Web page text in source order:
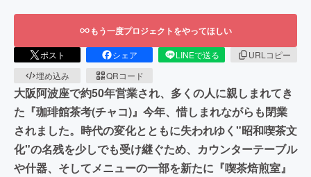
もう一度プロジェクトをやってほしい
ポスト シェア LINEで送る
URLコピー
埋め込み
QRコード
大阪阿波座で約50年営業され、多くの人に親しまれてき
た『珈琲館茶考(チャコ)』今年、惜しまれながらも閉業
されました。時代の変化とともに失われゆく"昭和喫茶文
化"の名残を少しでも受け継ぐため、カウンターテーブル
や什器、そしてメニューの一部を新たに『喫茶焙煎室』